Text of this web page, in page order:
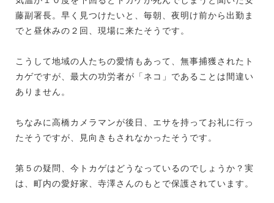
藤副署長。早く見つけたいと、毎朝、夜明け前から出勤ま
でと昼休みの２回、現場に来たそうです。
こうして地域の人たちの愛情もあって、無事捕獲されたト
カゲですが、最大の功労者が「ネコ」であることは間違い
ありません。
ちなみに高橋カメラマンが後日、エサを持ってお礼に行っ
たそうですが、見向きもされなかったそうです。
第５の疑問、今トカゲはどうなっているのでしょうか？実
は、町内の愛好家、寺澤さんのもとで保護されています。